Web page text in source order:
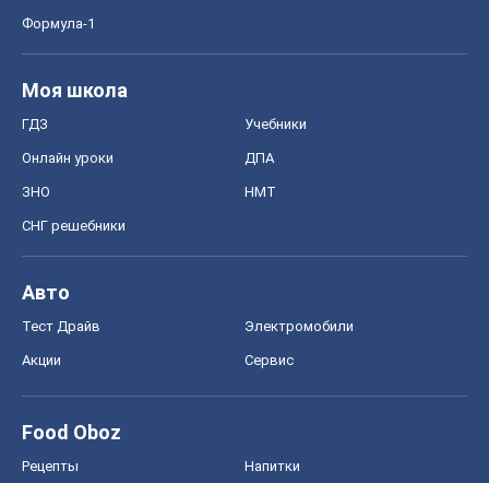
Формула-1
Моя школа
ГДЗ Учебники
Онлайн уроки ДПА
ЗНО НМТ
СНГ решебники
Авто
Тест Драйв Электромобили
Акции Сервис
Food Oboz
Рецепты Напитки